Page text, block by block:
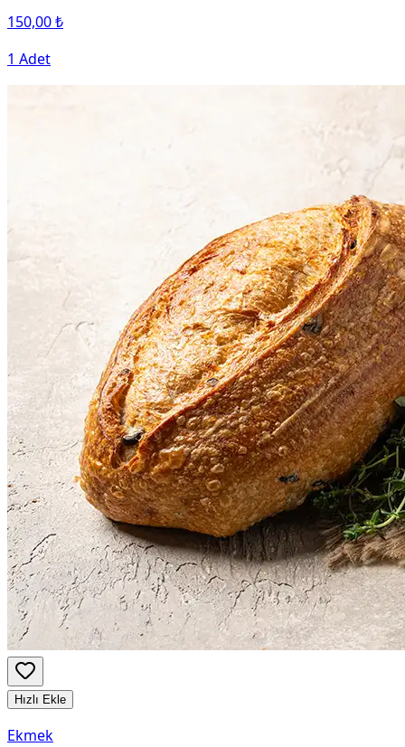
150,00 ₺
1 Adet
Hızlı Ekle
Ekmek